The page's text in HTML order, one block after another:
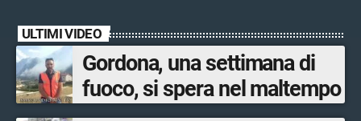
ULTIMI VIDEO
Gordona, una settimana di
fuoco, si spera nel maltempo